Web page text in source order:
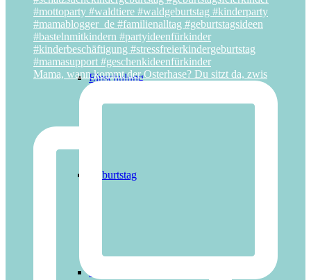
Einschulung
Geburtstag
Mama, wann kommt der Osterhase? Du sitzt da, zwis